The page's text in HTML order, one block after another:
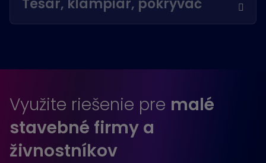
Tesár, klampiar, pokrývač
Využite riešenie pre malé
stavebné firmy a
živnostníkov